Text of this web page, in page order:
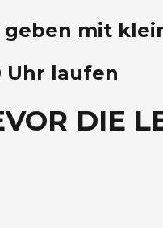
mit
Uhr laufen
DIE